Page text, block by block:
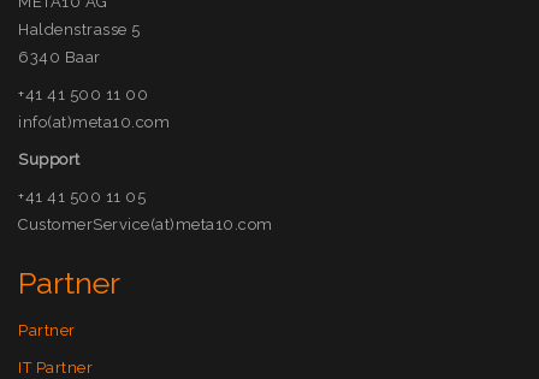
Haldenstrasse 5
6340 Baar
+41 41 500 11 00
info(at)meta10.com
Support
+41 41 500 11 05
CustomerService(at)meta10.com
Partner
Partner
IT Partner